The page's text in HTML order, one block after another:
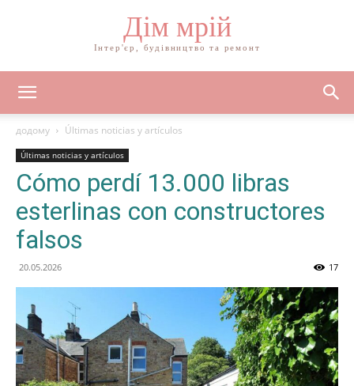
Дім мрій
Інтер'єр, будівництво та ремонт
додому Últimas noticias y artículos
Últimas noticias y artículos
Cómo perdí 13.000 libras
esterlinas con constructores
falsos
20.05.2026 17